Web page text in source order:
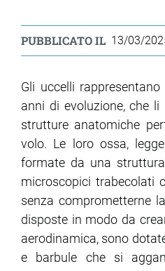
PUBBLICATO IL 13/03/
Gli uccelli
anni di evoluzione, che
strutture anatomiche
volo. Le loro ossa,
formate da una
microscopici trabecolati
senza comprometterne
disposte in modo da
aerodinamica, sono
e barbule che si